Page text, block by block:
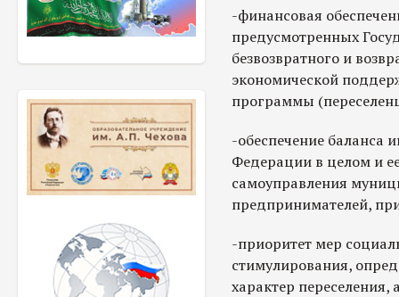
-финансовая
предусмотренных
безвозвратного и
экономической
программы
-обеспечение баланса
Федерации в целом и
самоуправления
предпринимателей,
-приоритет мер
стимулирования,
характер переселения,